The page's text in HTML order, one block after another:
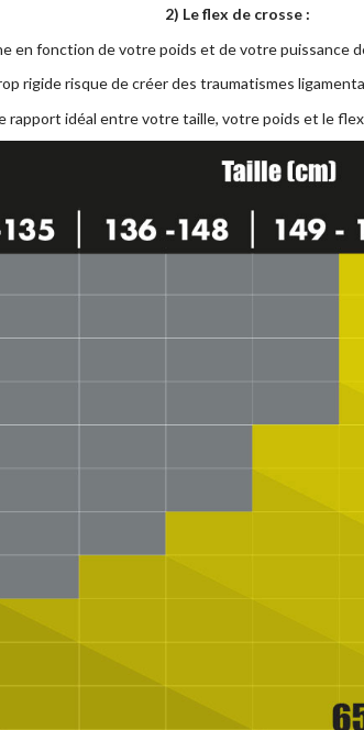
2) Le flex de crosse :
en fonction de votre poids et de votre puissance
rigide risque de créer des traumatismes
rapport idéal entre votre taille, votre poids et le